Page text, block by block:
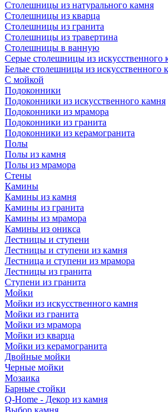
Столешницы из натурального камня
Столешницы из кварца
Столешницы из гранита
Столешницы из травертина
Столешницы в ванную
Серые столешницы из искусственного
Белые столешницы из искусственного
С мойкой
Подоконники
Подоконники из искусственного камня
Подоконники из мрамора
Подоконники из гранита
Подоконники из керамогранита
Полы
Полы из камня
Полы из мрамора
Стены
Камины
Камины из камня
Камины из гранита
Камины из мрамора
Камины из оникса
Лестницы и ступени
Лестницы и ступени из камня
Лестница и ступени из мрамора
Лестницы из гранита
Ступени из гранита
Мойки
Мойки из искусственного камня
Мойки из гранита
Мойки из мрамора
Мойки из кварца
Мойки из керамогранита
Двойные мойки
Черные мойки
Мозаика
Барные стойки
Q-Home - Декор из камня
Выбор камня